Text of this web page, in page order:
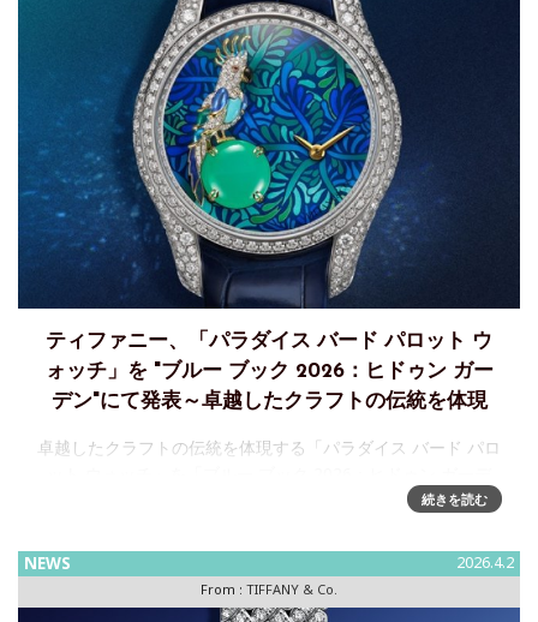
ティファニー、「パラダイス バード パロット ウ
ォッチ」を "ブルー ブック 2026：ヒドゥン ガー
デン"にて発表～卓越したクラフトの伝統を体現
卓越したクラフトの伝統を体現する「パラダイス バード パロ
ン」で発表ティファニーは、最新のハイジュエリーコレクシ
続きを読む
NEWS 2026.4.2
From : TIFFANY & Co.